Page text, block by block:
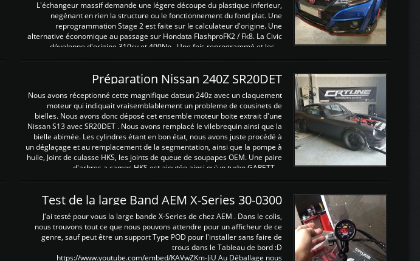
L'échangeur massif demande une légere découpe du plastique inferieur,
negénant en rien la structure ou le fonctionnement du fond plat. Une
reprogrammation Stage 2 est faite sur le calculateur d'origine. Une
alternative économique au passage sur Hondata FlashproFK2 / Fk8. La Civic
développe d'origine 310cv et 400Nn , Une fois reprogrammé et les ...
Préparation Nissan 240Z SR20DET
Nous avons réceptionné cette magnifique datsun 240z avec un claquement
moteur qui indiquait vraisemblablement un probleme de cousinets de
bielles. Nous avons donc déposé cet ensemble moteur boite extrait d'une
Nissan S13 avec SR20DET . Nous avons remplacé le vilebrequin ainsi que la
bielle abimée. Les cylindres étant en bon état, nous avons juste procédé à
un déglaçage et au remplacement de la segmentation, ainsi que la pompe à
huile, Joint de culasse HKS, les joints de queue de soupapes OEM. Une paire
d'arbres a cames HKS est ajoutée ainsi qu'un turbo GARETT ...
Test de la large Band AEM X-Series 30-0300
J'ai testé pour vous la large bande X-Series de chez AEM . Dans le colis,
nous trouvons tout ce que nous pouvons attendre pour un afficheur de ce
genre, sauf peut être un support Type POD pour l'installer sans faire de
trous dans le Tableau de bord :D
https://www.youtube.com/embed/KAVwZKm-JiU Au Déballage nous